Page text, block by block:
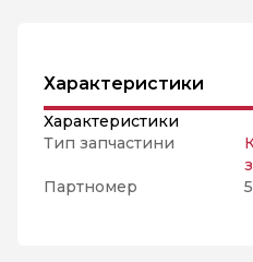
Характеристики
Характеристики
Тип запчастини
Партномер